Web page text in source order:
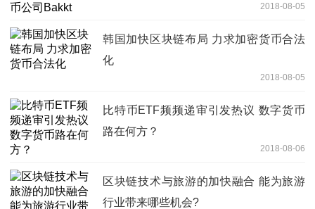
2018-08-05
韩国加快区块链布局 力求加密货币合法
化
2018-08-05
比特币ETF频频递审引发热议 数字货币
路在何方？
2018-08-06
区块链技术与旅游的加快融合 能为旅游
行业带来哪些机会?